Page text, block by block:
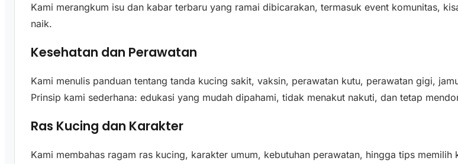
Kami merangkum isu dan kabar terbaru yang ramai dibicarakan, termasuk event komunitas,
naik.
Kesehatan dan Perawatan
Kami menulis panduan tentang tanda kucing sakit, vaksin, perawatan kutu, perawatan gigi,
Prinsip kami sederhana: edukasi yang mudah dipahami, tidak menakut nakuti, dan tetap
Ras Kucing dan Karakter
Kami membahas ragam ras kucing, karakter umum, kebutuhan perawatan, hingga tips